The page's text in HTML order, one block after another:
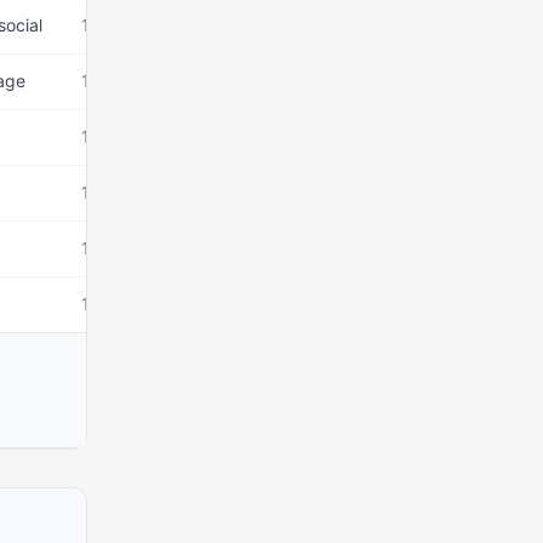
15 mars 2026
15 mars 2026
15 mars 2026
15 mars 2026
15 mars 2026
15 mars 2026